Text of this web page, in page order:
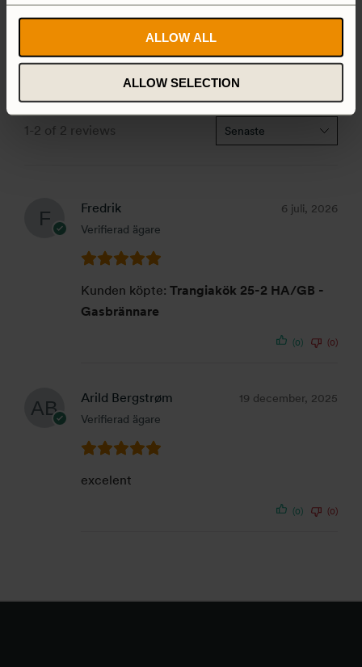
ALLOW ALL
ALLOW SELECTION
1-2 of 2 reviews
Fredrik
Verifierad ägare
6 juli, 2026
Kunden köpte: Trangiakök 25-2 HA/GB -
Gasbrännare
(0) (0)
Arild Bergstrøm
Verifierad ägare
19 december, 2025
excelent
(0) (0)